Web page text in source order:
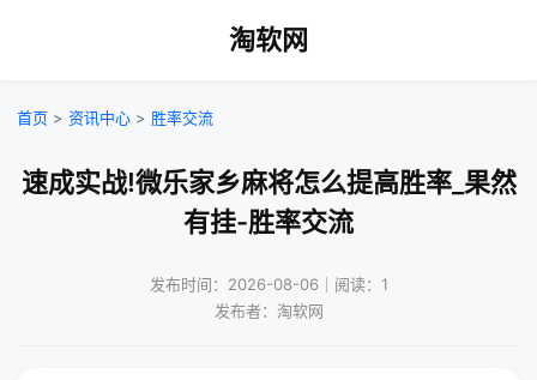
淘软网
首页 > 资讯中心 > 胜率交流
速成实战!微乐家乡麻将怎么提高胜率_果然
有挂-胜率交流
发布时间：2026-08-06｜阅读：1
发布者：淘软网